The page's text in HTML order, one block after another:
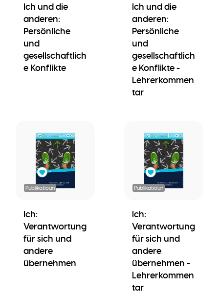
Ich und die
anderen:
Persönliche
und
gesellschaftlich
e Konflikte
Ich und die
anderen:
Persönliche
und
gesellschaftlich
e Konflikte -
Lehrerkommen
tar
Publikatioun
Ich:
Verantwortung
für sich und
andere
übernehmen
Publikatioun
Ich:
Verantwortung
für sich und
andere
übernehmen -
Lehrerkommen
tar